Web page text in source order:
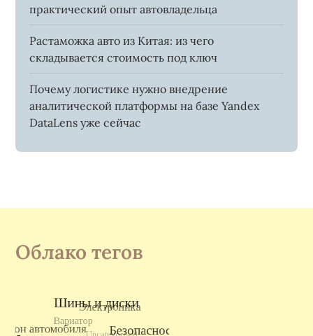
практический опыт автовладельца
Растаможка авто из Китая: из чего
складывается стоимость под ключ
Почему логистике нужно внедрение
аналитической платформы на базе Yandex
DataLens уже сейчас
Облако тегов